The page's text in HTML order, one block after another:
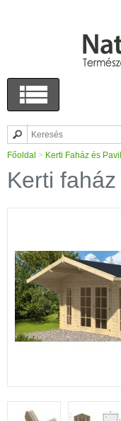
Főoldal > Kerti Faház és
Kerti